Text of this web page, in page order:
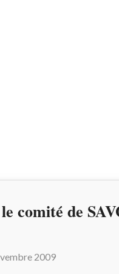
comité de
2009